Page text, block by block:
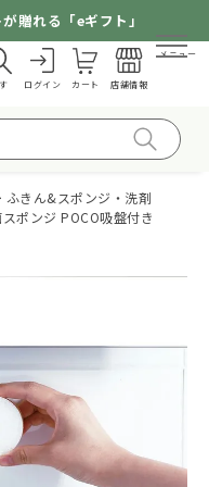
贈れる「eギフト」
ログイン カート 店舗情報
メニュー
ふきん&スポンジ・洗剤
ポンジ POCO吸盤付き